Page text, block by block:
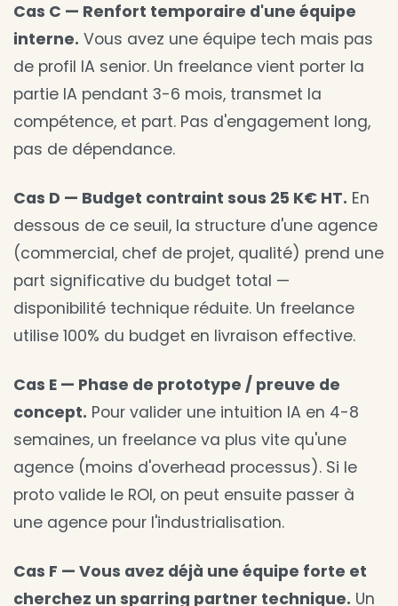
Cas C — Renfort temporaire d'une équipe
interne. Vous avez une équipe tech mais pas
de profil IA senior. Un freelance vient porter la
partie IA pendant 3-6 mois, transmet la
compétence, et part. Pas d'engagement long,
pas de dépendance.
Cas D — Budget contraint sous 25 K€ HT. En
dessous de ce seuil, la structure d'une agence
(commercial, chef de projet, qualité) prend une
part significative du budget total —
disponibilité technique réduite. Un freelance
utilise 100% du budget en livraison effective.
Cas E — Phase de prototype / preuve de
concept. Pour valider une intuition IA en 4-8
semaines, un freelance va plus vite qu'une
agence (moins d'overhead processus). Si le
proto valide le ROI, on peut ensuite passer à
une agence pour l'industrialisation.
Cas F — Vous avez déjà une équipe forte et
cherchez un sparring partner technique. Un